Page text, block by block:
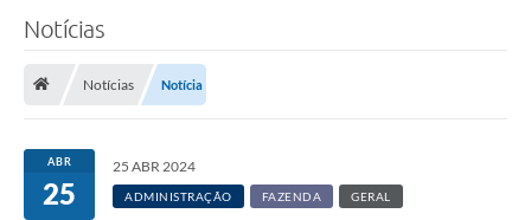
A Prefeitura
Notícias
Notícias
Notícias Notícia
ABR
25
25 ABR 2024
ADMINISTRAÇÃO FAZENDA GERAL